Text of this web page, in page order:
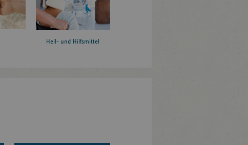
Heil- und Hilfsmittel